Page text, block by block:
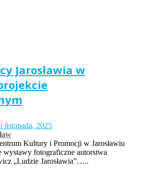
Jarosławia w
listopada, 2025
Kultury i Promocji w Jarosławiu
wystawy fotograficzne autorstwa
„Ludzie Jarosławia”…..